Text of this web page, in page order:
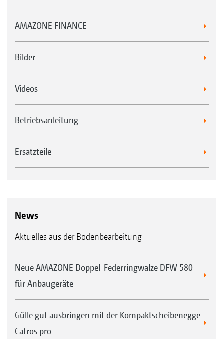
AMAZONE FINANCE
Bilder
Videos
Betriebsanleitung
Ersatzteile
News
Aktuelles aus der Bodenbearbeitung
Neue AMAZONE Doppel-Federringwalze DFW 580
für Anbaugeräte
Gülle gut ausbringen mit der Kompaktscheibenegge
Catros pro